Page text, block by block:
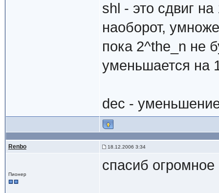
shl - это сдвиг
наоборот,
пока 2^the_n не
уменьшается на
dec -
Renbo 18.12.2006 3:34
Пионер
спасиб огромное